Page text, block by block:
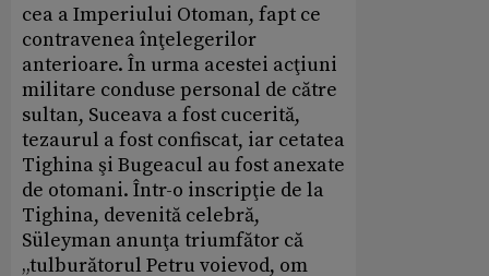
cea a Imperiului Otoman, fapt ce
contravenea înţelegerilor
anterioare. În urma acestei acţiuni
militare conduse personal de către
sultan, Suceava a fost cucerită,
tezaurul a fost confiscat, iar cetatea
Tighina şi Bugeacul au fost anexate
de otomani. Într-o inscripţie de la
Tighina, devenită celebră,
Süleyman anunţa triumfător că
„tulburătorul Petru voievod, om